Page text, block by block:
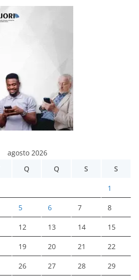
agosto 2026
Q Q S S
1
5 6 7 8
12 13 14 15
19 20 21 22
26 27 28 29